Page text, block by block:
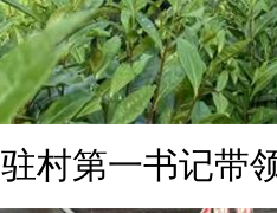
驻村第一书记带